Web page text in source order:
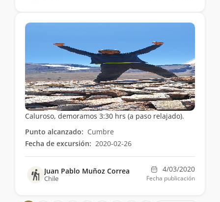
Caluroso, demoramos 3:30 hrs (a paso relajado).
Punto alcanzado: Cumbre
Fecha de excursión: 2020-02-26
Juan Pablo Muñoz Correa
Chile
4/03/2020
Fecha publicación